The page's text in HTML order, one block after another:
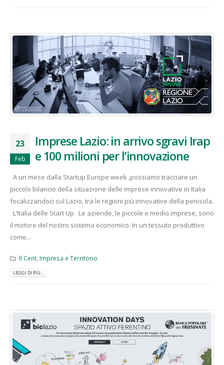
23
Feb
Imprese Lazio: in arrivo sgravi Irap
e 100 milioni per l’innovazione
A un mese dalla Startup Europe week ,possiamo tracciare un
piccolo bilancio della situazione delle imprese innovative in Italia
focalizzandoci sul Lazio, tra le regioni più innovative della penisola.
L’Italia delle Start Up Le aziende, le piccole e medio imprese, sono
il motore del nostro sistema economico. In un tessuto produttivo
come...
Il Cent, Impresa e Territorio
LEGGI DI PIÙ...